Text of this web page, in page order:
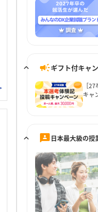
ギフト付キャ
［
キャ
日本最大級の授